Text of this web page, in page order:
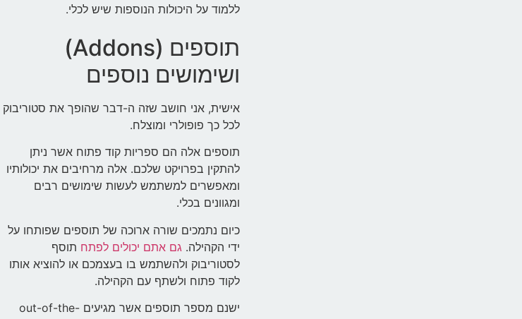
ללמוד על היכולות הנוספות שיש לכלי.
תוספים (Addons)
ושימושים נוספים
אישית, אני חושב שזה ה-דבר שהופך את סטוריבוק
לכל כך פופולרי ומוצלח.
תוספים אלה הם ספריות קוד פתוח אשר ניתן
להתקין בפרויקט שלכם. אלה מרחיבים את יכולותיו
ומאפשרים למשתמש לעשות שימושים רבים
ומגוונים בכלי.
כיום נתמכים שורה ארוכה של תוספים שפותחו על
ידי הקהילה. גם אתם יכולים לפתח תוסף
לסטוריבוק ולהשתמש בו בעצמכם או להוציא אותו
לקוד פתוח ולשתף עם הקהילה.
ישנם מספר תוספים אשר מגיעים out-of-the-